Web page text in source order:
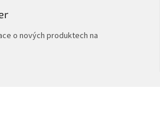
o nových produktech na